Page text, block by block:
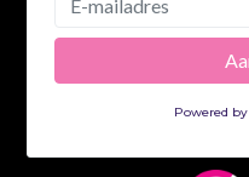
Powered by